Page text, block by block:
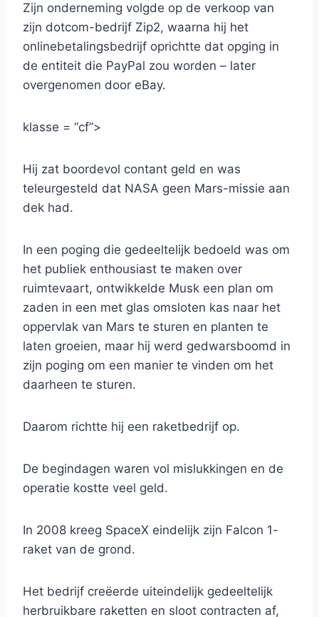
Zijn onderneming volgde op de verkoop van
zijn dotcom-bedrijf Zip2, waarna hij het
onlinebetalingsbedrijf oprichtte dat opging in
de entiteit die PayPal zou worden – later
overgenomen door eBay.
klasse = “cf”>
Hij zat boordevol contant geld en was
teleurgesteld dat NASA geen Mars-missie aan
dek had.
In een poging die gedeeltelijk bedoeld was om
het publiek enthousiast te maken over
ruimtevaart, ontwikkelde Musk een plan om
zaden in een met glas omsloten kas naar het
oppervlak van Mars te sturen en planten te
laten groeien, maar hij werd gedwarsboomd in
zijn poging om een ​​manier te vinden om het
daarheen te sturen.
Daarom richtte hij een raketbedrijf op.
De begindagen waren vol mislukkingen en de
operatie kostte veel geld.
In 2008 kreeg SpaceX eindelijk zijn Falcon 1-
raket van de grond.
Het bedrijf creëerde uiteindelijk gedeeltelijk
herbruikbare raketten en sloot contracten af,